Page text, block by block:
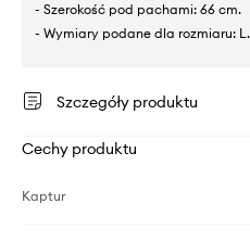
- Szerokość pod pachami: 66 cm.
- Wymiary podane dla rozmiaru: L.
Szczegóły produktu
Cechy produktu
Kaptur